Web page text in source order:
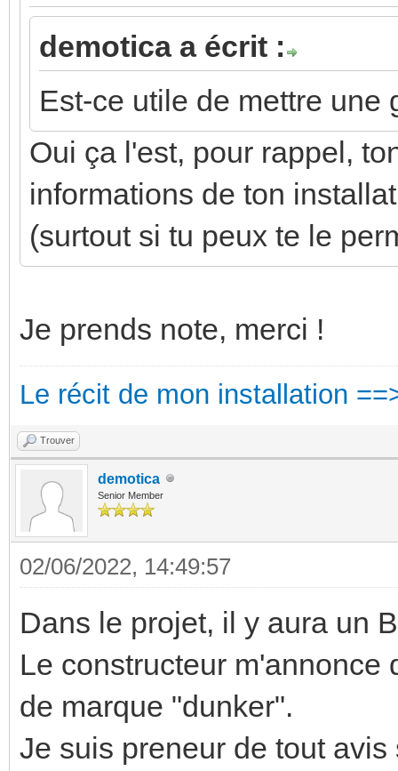
demotica a écrit :
Est-ce utile de mettre une
Oui ça l'est, pour rappel,
informations de ton
(surtout si tu peux te le
Je prends note, merci !
Le récit de mon installation
Trouver
demotica
Senior Member
02/06/2022, 14:49:57
Dans le projet, il y aura un
Le constructeur m'annonce
de marque "dunker".
Je suis preneur de tout